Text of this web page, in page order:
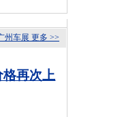
更多 >>
州车展
再次上